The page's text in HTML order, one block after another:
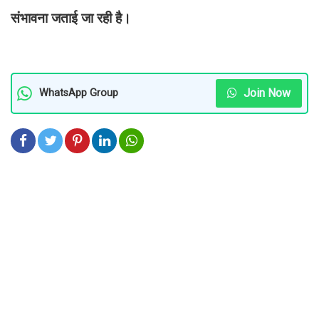
संभावना जताई जा रही है।
WhatsApp Group Join Now